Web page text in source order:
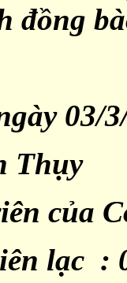
đồng
03/
Thụy
của
lạc :